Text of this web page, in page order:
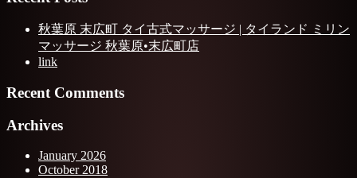
秋葉原 末広町 タイ古式マッサージ | タイランド ミリン
マッサージ 秋葉原•末広町店
link
Recent Comments
Archives
January 2026
October 2018